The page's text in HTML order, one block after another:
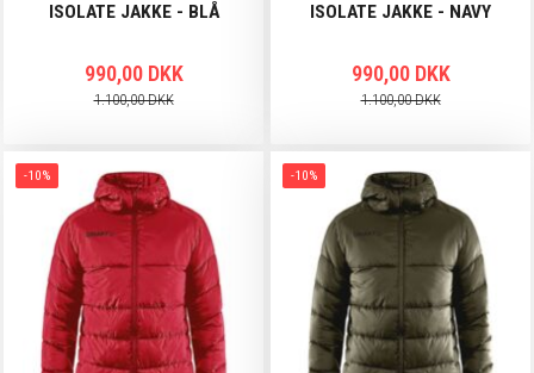
ISOLATE JAKKE - BLÅ
990,00 DKK
1.100,00 DKK
ISOLATE JAKKE - NAVY
990,00 DKK
1.100,00 DKK
-10% -10%